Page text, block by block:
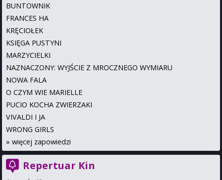
BUNTOWNIK
FRANCES HA
KRĘCIOŁEK
KSIĘGA PUSTYNI
MARZYCIELKI
NAZNACZONY: WYJŚCIE Z MROCZNEGO WYMIARU
NOWA FALA
O CZYM WIE MARIELLE
PUCIO KOCHA ZWIERZAKI
VIVALDI I JA
WRONG GIRLS
» więcej zapowiedzi
Repertuar Kin